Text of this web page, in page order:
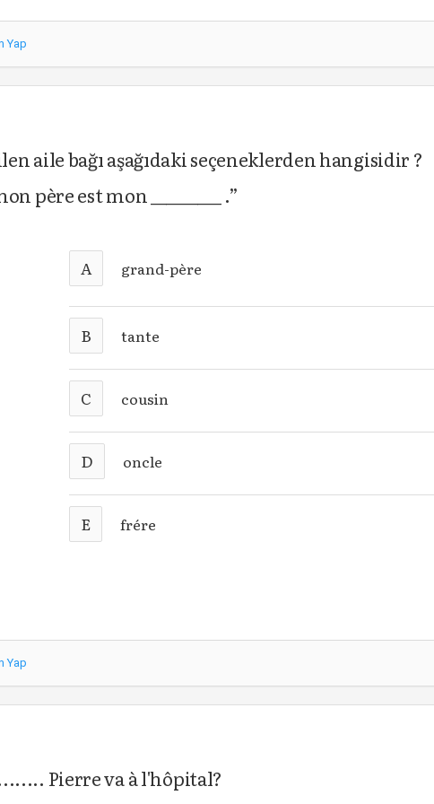
Yap
aile bağı aşağıdaki seçeneklerden hangisidir ?
père est mon _________ .”
A grand-père
B tante
C cousin
D oncle
E frére
Yap
Pierre va à l'hôpital?